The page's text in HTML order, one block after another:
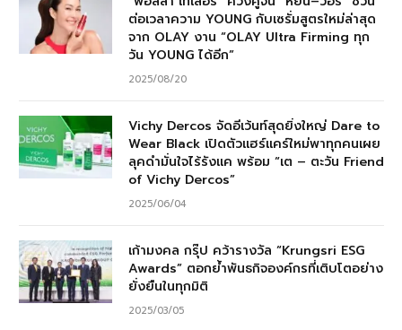
“พอลล่า เทเลอร์” ควงคู่จิ้น “หยิ่น–วอร์” ชวน
ต่อเวลาความ YOUNG กับเซรั่มสูตรใหม่ล่าสุด
จาก OLAY งาน “OLAY Ultra Firming ทุก
วัน YOUNG ได้อีก”
Vichy Dercos จัดอีเว้นท์สุดยิ่งใหญ่ Dare to
Wear Black เปิดตัวแฮร์แคร์ใหม่พาทุกคนเผย
ลุคดำมั่นใจไร้รังแค พร้อม “เต – ตะวัน Friend
of Vichy Dercos”
เก้ามงคล กรุ๊ป คว้ารางวัล “Krungsri ESG
Awards” ตอกย้ำพันธกิจองค์กรที่เติบโตอย่าง
ยั่งยืนในทุกมิติ